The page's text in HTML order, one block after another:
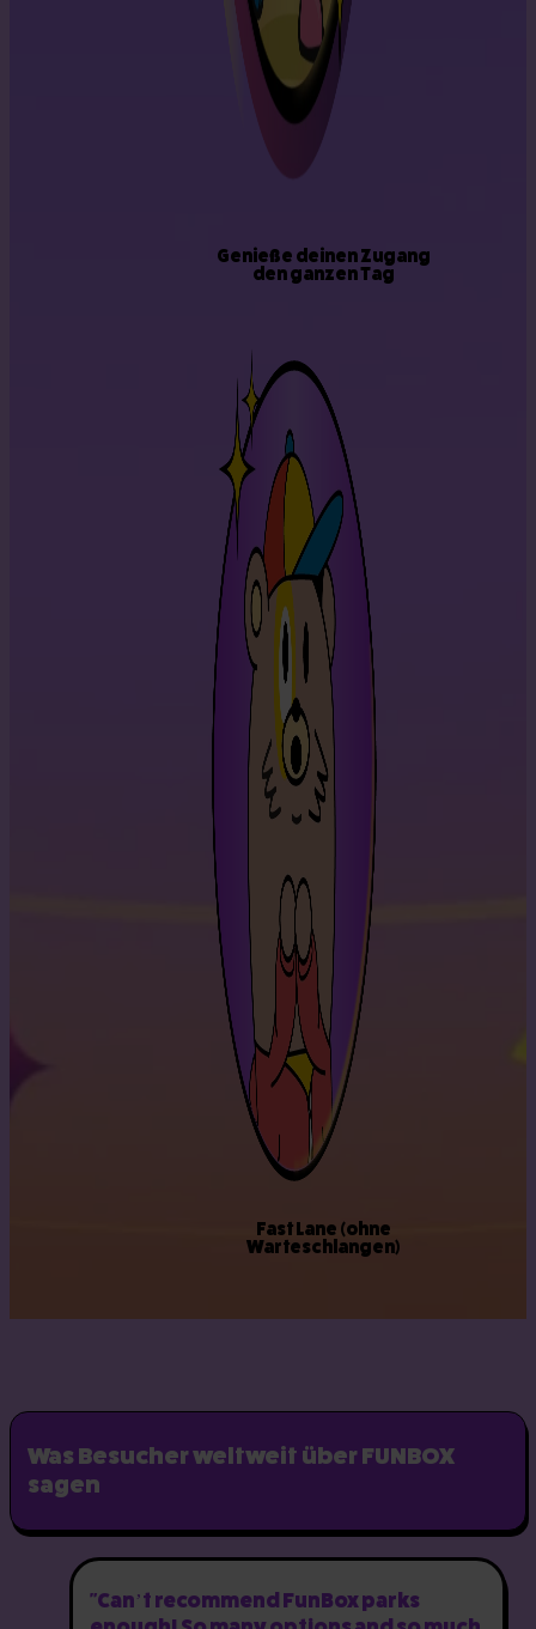
Genieße deinen Zugang
den ganzen Tag
Fast Lane (ohne
Warteschlangen)
Was Besucher weltweit über FUNBOX
sagen
"Can’t recommend FunBox parks